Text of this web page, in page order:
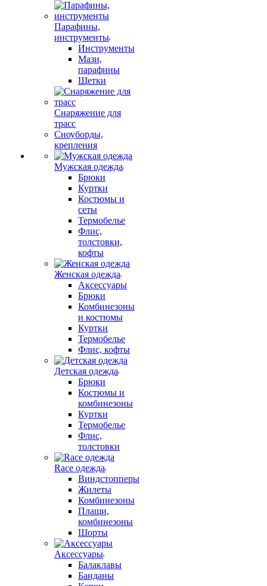
Парафины,
инструменты
Инструменты
Мази,
парафины
Щетки
Снаряжение для
трасс
Сноуборды,
крепления
Мужская одежда
Брюки
Куртки
Костюмы и
сеты
Термобелье
Флис,
толстовки,
кофты
Женская одежда
Аксессуары
Брюки
Комбинезоны
и костюмы
Куртки
Термобелье
Флис, кофты
Детская одежда
Брюки
Костюмы и
комбинезоны
Куртки
Термобелье
Флис,
толстовки
Race одежда
Виндстопперы
Жилеты
Комбинезоны
Плащи,
комбинезоны
Шорты
Аксессуары
Балаклавы
Банданы